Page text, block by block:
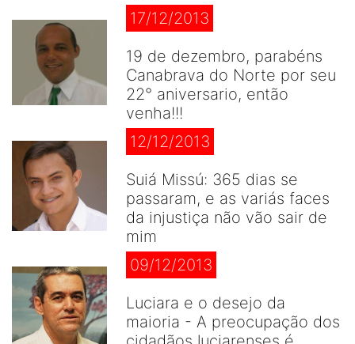
17/12/2013
19 de dezembro, parabéns
Canabrava do Norte por seu
22° aniversario, então
venha!!!
12/12/2013
Suiá Missú: 365 dias se
passaram, e as variás faces
da injustiça não vão sair de
mim
09/12/2013
Luciara e o desejo da
maioria - A preocupação dos